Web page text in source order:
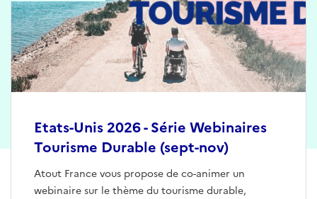
Etats-Unis 2026 - Série Webinaires
Tourisme Durable (sept-nov)
Atout France vous propose de co-animer un
webinaire sur le thème du tourisme durable,